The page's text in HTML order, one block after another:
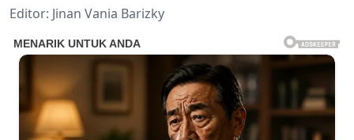
Editor: Jinan Vania Barizky